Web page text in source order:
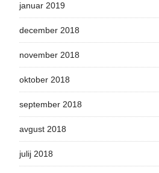
januar 2019
december 2018
november 2018
oktober 2018
september 2018
avgust 2018
julij 2018